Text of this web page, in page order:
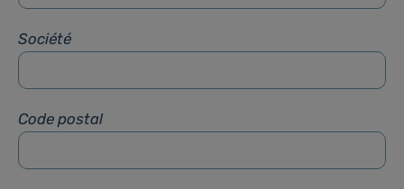
Société
Code postal